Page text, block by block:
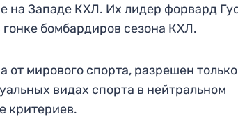
на Западе КХЛ. Их лидер форвард
бомбардиров сезона КХЛ.
от мирового спорта, разрешен только
видах спорта в нейтральном
критериев.